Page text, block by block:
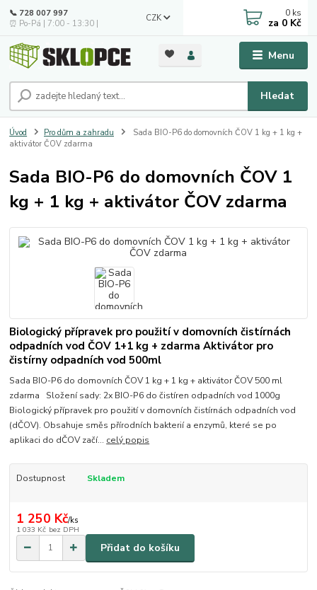
Menu
CZK
Hledat
📞 728 007 997
⏰ Po-Pá | 7:00 - 13:30 |
0 ks
za 0 Kč
Úvod Pro dům a zahradu
Sada BIO-P6 do domovních ČOV 1 kg + 1 kg +
aktivátor ČOV zdarma
Sada BIO-P6 do domovních ČOV 1
kg + 1 kg + aktivátor ČOV zdarma
Biologický přípravek pro použití v domovních čistírnách
odpadních vod ČOV 1+1 kg + zdarma Aktivátor pro
čistírny odpadních vod 500ml
Sada BIO-P6 do domovních ČOV 1 kg + 1 kg + aktivátor ČOV 500 ml
zdarma Složení sady: 2x BIO-P6 do čistíren odpadních vod 1000g
Biologický přípravek pro použití v domovních čistírnách odpadních vod
(dČOV). Obsahuje směs přírodních bakterií a enzymů, které se po
aplikaci do dČOV začí... celý popis
Dostupnost Skladem
1 250 Kč/ks
1 033 Kč bez DPH
Přidat do košíku